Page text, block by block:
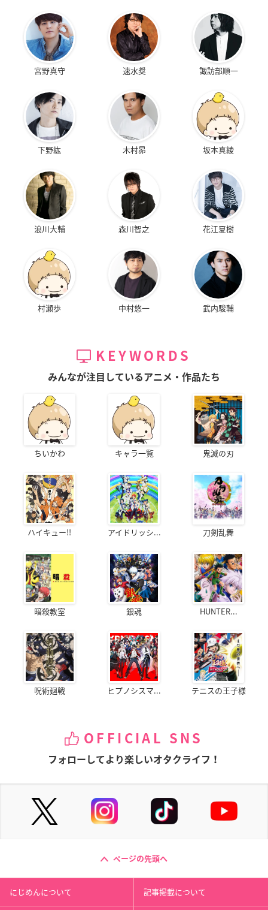
宮野真守 速水奨 諏訪部順一
下野紘 木村昴 坂本真綾
浪川大輔 森川智之 花江夏樹
村瀬歩 中村悠一 武内駿輔
KEYWORDS
みんなが注目しているアニメ・作品たち
ちいかわ キャラ一覧 鬼滅の刃
ハイキュー!! アイドリッシ... 刀剣乱舞
暗殺教室 銀魂 HUNTER...
呪術廻戦 ヒプノシスマ... テニスの王子様
OFFICIAL SNS
フォローしてより楽しいオタクライフ！
ページの先頭へ
にじめんについて 記事掲載について